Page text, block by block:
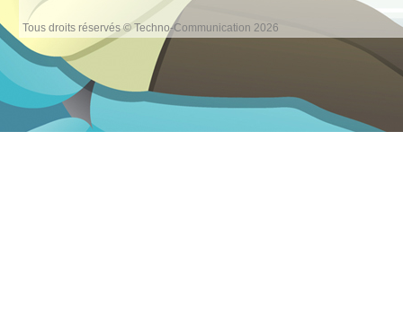
Tous droits réservés © Techno-Communication 2026